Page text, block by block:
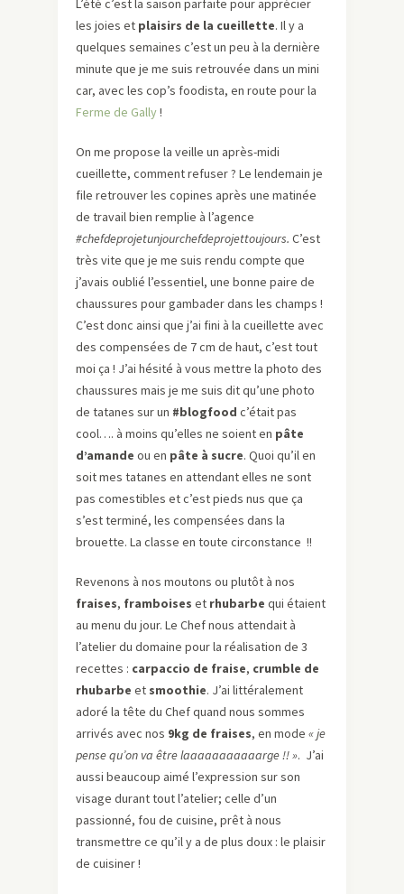
L’été c’est la saison parfaite pour apprécier
les joies et plaisirs de la cueillette. Il y a
quelques semaines c’est un peu à la dernière
minute que je me suis retrouvée dans un mini
car, avec les cop’s foodista, en route pour la
Ferme de Gally!
On me propose la veille un après-midi
cueillette, comment refuser ? Le lendemain je
file retrouver les copines après une matinée
de travail bien remplie à l’agence
#chefdeprojetunjourchefdeprojettoujours. C’est
très vite que je me suis rendu compte que
j’avais oublié l’essentiel, une bonne paire de
chaussures pour gambader dans les champs !
C’est donc ainsi que j’ai fini à la cueillette avec
des compensées de 7 cm de haut, c’est tout
moi ça ! J’ai hésité à vous mettre la photo des
chaussures mais je me suis dit qu’une photo
de tatanes sur un #blogfood c’était pas
cool…. à moins qu’elles ne soient en pâte
d’amande ou en pâte à sucre. Quoi qu’il en
soit mes tatanes en attendant elles ne sont
pas comestibles et c’est pieds nus que ça
s’est terminé, les compensées dans la
brouette. La classe en toute circonstance !!
Revenons à nos moutons ou plutôt à nos
fraises, framboises et rhubarbe qui étaient
au menu du jour. Le Chef nous attendait à
l’atelier du domaine pour la réalisation de 3
recettes : carpaccio de fraise, crumble de
rhubarbe et smoothie. J’ai littéralement
adoré la tête du Chef quand nous sommes
arrivés avec nos 9kg de fraises, en mode « je
pense qu’on va être laaaaaaaaaaarge !! ». J’ai
aussi beaucoup aimé l’expression sur son
visage durant tout l’atelier; celle d’un
passionné, fou de cuisine, prêt à nous
transmettre ce qu’il y a de plus doux : le plaisir
de cuisiner !